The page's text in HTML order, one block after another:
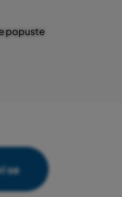
popuste
se